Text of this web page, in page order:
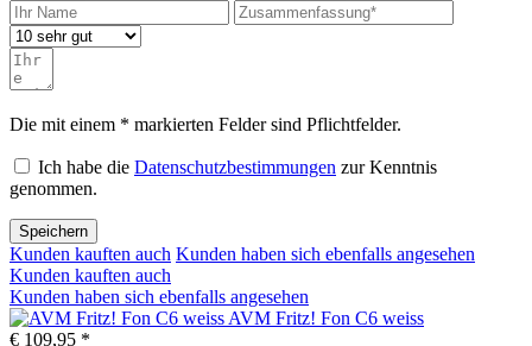
Die mit einem * markierten Felder sind Pflichtfelder.
Ich habe die Datenschutzbestimmungen zur Kenntnis
genommen.
Speichern
Kunden kauften auch Kunden haben sich ebenfalls angesehen
Kunden kauften auch
Kunden haben sich ebenfalls angesehen
AVM Fritz! Fon C6 weiss
€ 109,95 *